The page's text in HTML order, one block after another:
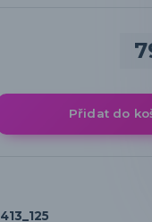
Přidat do
413_125